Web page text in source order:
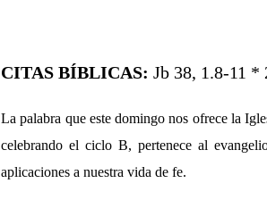
CITAS BÍBLICAS: Jb 38, 1.8-11
La palabra que este domingo nos ofrece la
celebrando el ciclo B, pertenece al
aplicaciones a nuestra vida de fe.